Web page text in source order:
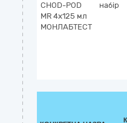
CHOD-POD
MR 4x125 мл
MOНЛАБТЕСТ
набір